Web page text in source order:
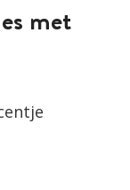
met